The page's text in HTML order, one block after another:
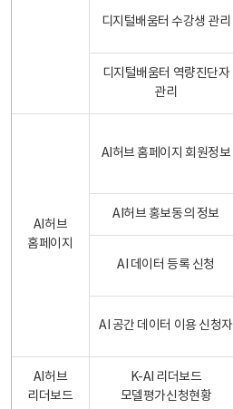
디지털배움터 수강생 관리
디지털배움터 역량진단자
관리
AI허브
홈페이지
AI허브 홈페이지 회원정보
AI허브 홍보동의 정보
AI 데이터 등록 신청
AI 공간 데이터 이용 신청자
AI허브
리더보드
K-AI 리더보드
모델평가신청현황